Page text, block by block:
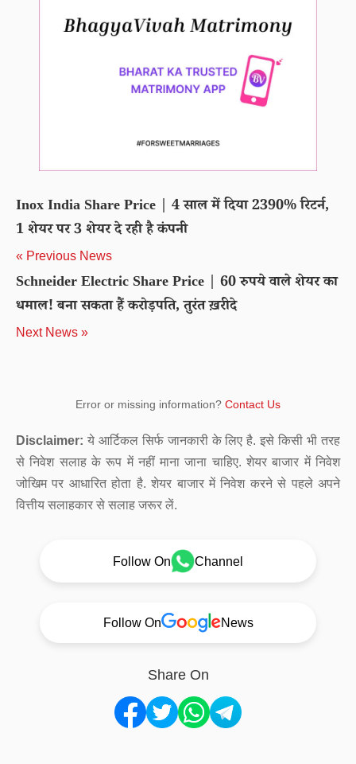
Inox India Share Price | 4 साल में दिया 2390% रिटर्न,
1 शेयर पर 3 शेयर दे रही है कंपनी
« Previous News
Schneider Electric Share Price | 60 रुपये वाले शेयर का
धमाल! बना सकता हैं करोड़पति, तुरंत ख़रीदे
Next News »
Error or missing information? Contact Us
Disclaimer: ये आर्टिकल सिर्फ जानकारी के लिए है. इसे किसी भी तरह
से निवेश सलाह के रूप में नहीं माना जाना चाहिए. शेयर बाजार में निवेश
जोखिम पर आधारित होता है. शेयर बाजार में निवेश करने से पहले अपने
वित्तीय सलाहकार से सलाह जरूर लें.
Follow On Channel
Follow On News
Share On